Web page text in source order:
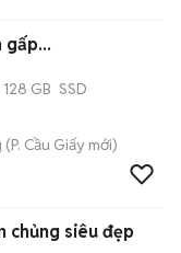
gấp...
128 GB SSD
(P. Cầu Giấy mới)
chủng siêu đẹp